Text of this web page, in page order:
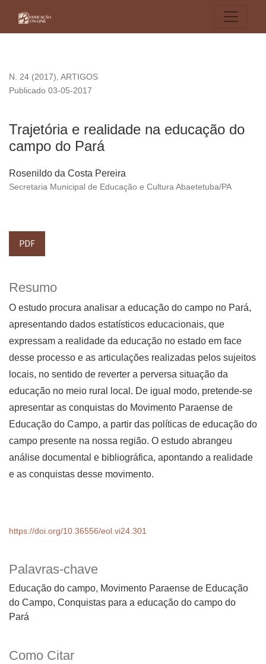
N. 24 (2017), ARTIGOS
Trajetória e realidade na educação do
campo do Pará
Publicado 03-05-2017
Rosenildo da Costa Pereira
Secretaria Municipal de Educação e Cultura Abaetetuba/PA
PDF
Palavras-chave
Educação do campo, Movimento Paraense de Educação
do Campo, Conquistas para a educação do campo do
Pará
Como Citar
Resumo
O estudo procura analisar a educação do campo no Pará,
apresentando dados estatísticos educacionais, que
expressam a realidade da educação no estado em face
desse processo e as articulações realizadas pelos sujeitos
locais, no sentido de reverter a perversa situação da
educação no meio rural local. De igual modo, pretende-se
apresentar as conquistas do Movimento Paraense de
Educação do Campo, a partir das políticas de educação do
campo presente na nossa região. O estudo abrangeu
análise documental e bibliográfica, apontando a realidade
e as conquistas desse movimento.
https://doi.org/10.36556/eol.vi24.301